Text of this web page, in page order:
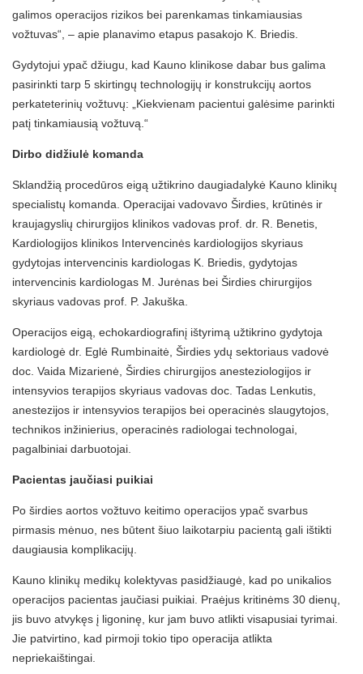
galimos operacijos rizikos bei parenkamas tinkamiausias
vožtuvas“, – apie planavimo etapus pasakojo K. Briedis.
Gydytojui ypač džiugu, kad Kauno klinikose dabar bus galima
pasirinkti tarp 5 skirtingų technologijų ir konstrukcijų aortos
perkateterinių vožtuvų: „Kiekvienam pacientui galėsime parinkti
patį tinkamiausią vožtuvą.“
Dirbo didžiulė komanda
Sklandžią procedūros eigą užtikrino daugiadalykė Kauno klinikų
specialistų komanda. Operacijai vadovavo Širdies, krūtinės ir
kraujagyslių chirurgijos klinikos vadovas prof. dr. R. Benetis,
Kardiologijos klinikos Intervencinės kardiologijos skyriaus
gydytojas intervencinis kardiologas K. Briedis, gydytojas
intervencinis kardiologas M. Jurėnas bei Širdies chirurgijos
skyriaus vadovas prof. P. Jakuška.
Operacijos eigą, echokardiografinį ištyrimą užtikrino gydytoja
kardiologė dr. Eglė Rumbinaitė, Širdies ydų sektoriaus vadovė
doc. Vaida Mizarienė, Širdies chirurgijos anesteziologijos ir
intensyvios terapijos skyriaus vadovas doc. Tadas Lenkutis,
anestezijos ir intensyvios terapijos bei operacinės slaugytojos,
technikos inžinierius, operacinės radiologai technologai,
pagalbiniai darbuotojai.
Pacientas jaučiasi puikiai
Po širdies aortos vožtuvo keitimo operacijos ypač svarbus
pirmasis mėnuo, nes būtent šiuo laikotarpiu pacientą gali ištikti
daugiausia komplikacijų.
Kauno klinikų medikų kolektyvas pasidžiaugė, kad po unikalios
operacijos pacientas jaučiasi puikiai. Praėjus kritinėms 30 dienų,
jis buvo atvykęs į ligoninę, kur jam buvo atlikti visapusiai tyrimai.
Jie patvirtino, kad pirmoji tokio tipo operacija atlikta
nepriekaištingai.